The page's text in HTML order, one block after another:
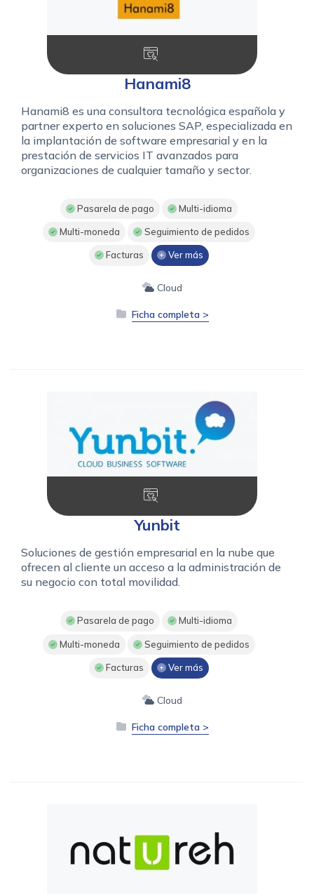
Hanami8
Hanami8 es una consultora tecnológica española y
partner experto en soluciones SAP, especializada en
la implantación de software empresarial y en la
prestación de servicios IT avanzados para
organizaciones de cualquier tamaño y sector.
Pasarela de pago Multi-idioma
Multi-moneda Seguimiento de pedidos
Facturas Ver más
Cloud
Ficha completa >
Yunbit
Soluciones de gestión empresarial en la nube que
ofrecen al cliente un acceso a la administración de
su negocio con total movilidad.
Pasarela de pago Multi-idioma
Multi-moneda Seguimiento de pedidos
Facturas Ver más
Cloud
Ficha completa >